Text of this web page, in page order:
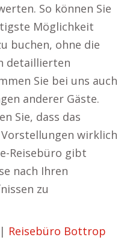
So können Sie
Möglichkeit
buchen, ohne die
detaillierten
Sie bei uns auch
anderer Gäste.
Sie, dass das
wirklich
Reisebüro gibt
nach Ihren
zu
| Reisebüro Bottrop